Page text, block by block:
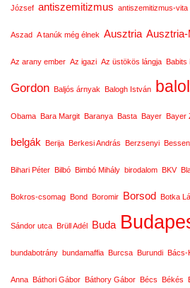
József antiszemitizmus antiszemitizmus-vita
Aszad A tanúk még élnek Ausztria
Az arany ember Az igazi Az üstökös lángja Babits
Gordon Baljós árnyak Balogh István
Obama Bara Margit Baranya Basta Bayer Bayer
belgák Berija Berkesi András Berzsenyi
Bihari Péter Bilbó Bimbó Mihály birodalom BKV
Bokros-csomag Bond Boromir Borsod Botka
Sándor utca Brüll Adél Buda
bundabotrány bundamaffia Burcsa Burundi Bács-
Anna Báthori Gábor Báthory Gábor Bécs Békés